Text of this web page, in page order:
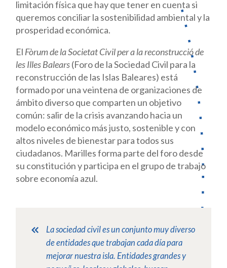
limitación física que hay que tener en cuenta si
queremos conciliar la sostenibilidad ambiental y la
prosperidad económica.
El Fòrum de la Societat Civil per a la reconstrucció de
les Illes Balears(Foro de la Sociedad Civil para la
reconstrucción de las Islas Baleares) está
formado por una veintena de organizaciones de
ámbito diverso que comparten un objetivo
común: salir de la crisis avanzando hacia un
modelo económico más justo, sostenible y con
altos niveles de bienestar para todos sus
ciudadanos. Marilles forma parte del foro desde
su constitución y participa en el grupo de trabajo
sobre economía azul.
La sociedad civil es un conjunto muy diverso
de entidades que trabajan cada día para
mejorar nuestra isla. Entidades grandes y